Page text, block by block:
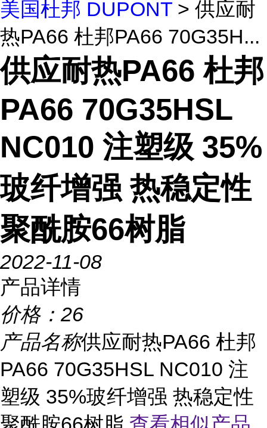
美国杜邦 DUPONT > 供应耐
热PA66 杜邦PA66 70G35H...
供应耐热PA66 杜邦
PA66 70G35HSL
NC010 注塑级 35%
玻纤增强 热稳定性
聚酰胺66树脂
2022-11-08
产品详情
价格： 26
产品名称供应耐热PA66 杜邦
PA66 70G35HSL NC010 注
塑级 35%玻纤增强 热稳定性